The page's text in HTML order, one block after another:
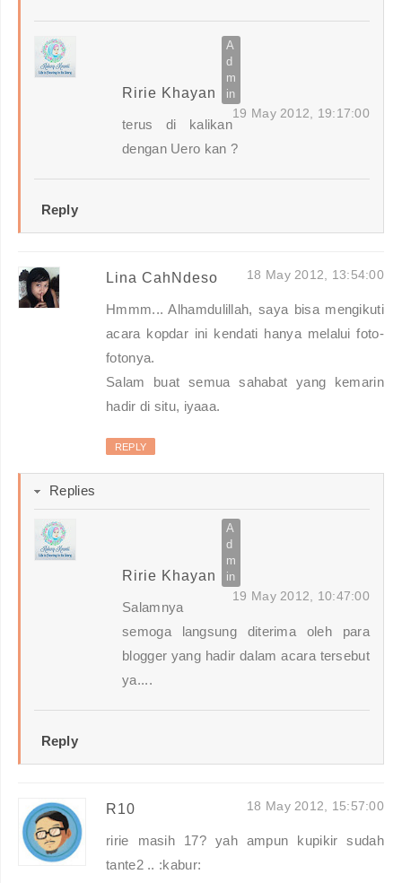
Ririe Khayan
19 May 2012, 19:17:00
terus di kalikan
dengan Uero kan ?
Reply
Lina CahNdeso 18 May 2012, 13:54:00
Hmmm... Alhamdulillah, saya bisa mengikuti
acara kopdar ini kendati hanya melalui foto-
fotonya.
Salam buat semua sahabat yang kemarin
hadir di situ, iyaaa.
REPLY
Replies
Ririe Khayan
19 May 2012, 10:47:00
Salamnya
semoga langsung diterima oleh para
blogger yang hadir dalam acara tersebut
ya....
Reply
R10 18 May 2012, 15:57:00
ririe masih 17? yah ampun kupikir sudah
tante2 .. :kabur: